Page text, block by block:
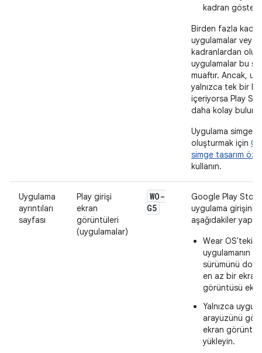
kadran
Birden fazla
uygulamalar veya
kadranlardan
uygulamalar bu
muaftır. Ancak,
yalnızca tek bir
içeriyorsa Play
daha kolay
Uygulama
oluşturmak için
simge tasarım
kullanın.
Uygulama
ayrıntıları
sayfası
Play girişi
ekran
görüntüleri
(uygulamalar)
WO-
G5
Google Play
uygulama
aşağıdakiler
Wear OS'teki
uygulamanın
sürümünü
en az bir ekran
görüntüsü
Yalnızca
arayüzünü
ekran
yükleyin.